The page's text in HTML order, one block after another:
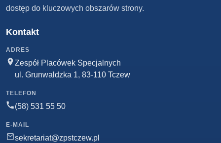
dostęp do kluczowych obszarów strony.
Kontakt
ADRES
Zespół Placówek Specjalnych
ul. Grunwaldzka 1, 83-110 Tczew
TELEFON
(58) 531 55 50
E-MAIL
sekretariat@zpstczew.pl